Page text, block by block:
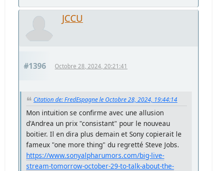
JCCU
#1396 Octobre 28, 2024, 20:21:41
Citation de: FredEspagne le Octobre 28, 2024, 19:44:14
Mon intuition se confirme avec une allusion
d'Andrea un prix "consistant" pour le nouveau
boitier. Il en dira plus demain et Sony copierait le
fameux "one more thing" du regretté Steve Jobs.
https://www.sonyalpharumors.com/big-live-
stream-tomorrow-october-29-to-talk-about-the-